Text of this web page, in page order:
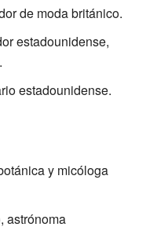
de moda británico.
estadounidense,
estadounidense.
y micóloga
astrónoma